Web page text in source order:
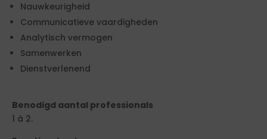
Nauwkeurigheid
Communicatieve vaardigheden
Analytisch vermogen
Samenwerken
Dienstverlenend
Benodigd aantal professionals
1 à 2.